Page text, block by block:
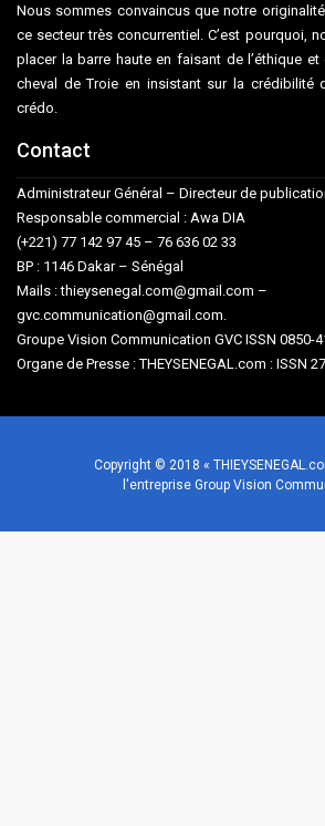
Nous sommes convaincus que notre
ce secteur très concurrentiel. C’est pourquoi,
placer la barre haute en faisant de l’éthique
cheval de Troie en insistant sur la crédibilité
crédo.
Contact
Administrateur Général – Directeur de
Responsable commercial : Awa DIA
(+221) 77 142 97 45 – 76 636 02 33
BP : 1146 Dakar – Sénégal
Mails : thieysenegal.com@gmail.com –
gvc.communication@gmail.com.
Groupe Vision Communication GVC ISSN 0850-
Organe de Presse : THEYSENEGAL.com : ISSN
Copyright © 2018 «
l'entreprise Group Vision